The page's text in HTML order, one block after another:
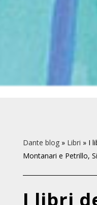
Dante blog» Libri » I
Montanari e Petrillo,
I libri